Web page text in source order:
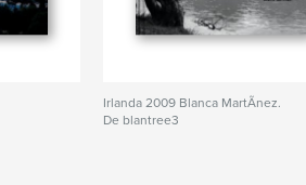
Irlanda 2009 Blanca MartÃ­nez.
De blantree3